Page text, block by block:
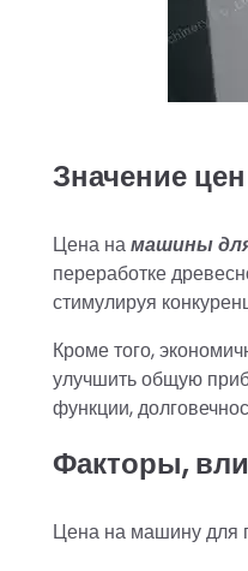
Значение
Цена намашины
переработке
стимулируя
Кроме того,
улучшить общую
функции,
Факторы,
Цена на машину для